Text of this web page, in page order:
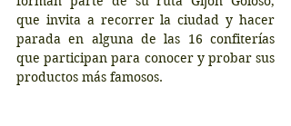
que invita a recorrer la ciudad y hacer
parada en alguna de las 16 confiterías
que participan para conocer y probar sus
productos más famosos.